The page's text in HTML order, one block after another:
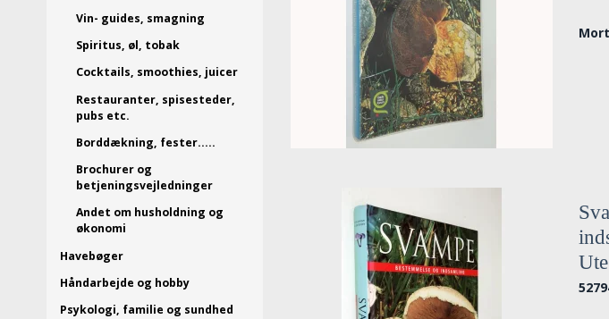
Vin- guides, smagning
Spiritus, øl, tobak
Cocktails, smoothies, juicer
Restauranter, spisesteder,
pubs etc.
Borddækning, fester.....
Brochurer og
betjeningsvejledninger
Andet om husholdning og
økonomi
Havebøger
Håndarbejde og hobby
Psykologi, familie og sundhed